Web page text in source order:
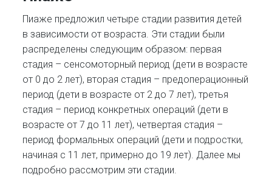
Пиаже предложил четыре стадии развития детей
в зависимости от возраста. Эти стадии были
распределены следующим образом: первая
стадия – сенсомоторный период (дети в возрасте
от 0 до 2 лет), вторая стадия – предоперационный
период (дети в возрасте от 2 до 7 лет), третья
стадия – период конкретных операций (дети в
возрасте от 7 до 11 лет), четвертая стадия –
период формальных операций (дети и подростки,
начиная с 11 лет, примерно до 19 лет). Далее мы
подробно рассмотрим эти стадии.